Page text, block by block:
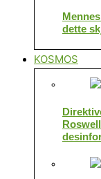
dette
KOSMOS